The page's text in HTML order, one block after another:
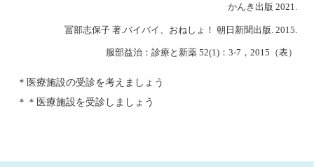
かんき出版 2021.
冨部志保子 著.バイバイ、おねしょ！ 朝日新聞出版. 2015.
服部益治：診療と新薬 52(1)：3-7，2015（表）
＊医療施設の受診を考えましょう
＊＊医療施設を受診しましょう